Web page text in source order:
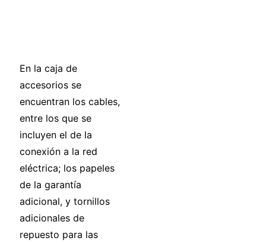
En la caja de
accesorios se
encuentran los cables,
entre los que se
incluyen el de la
conexión a la red
eléctrica; los papeles
de la garantía
adicional, y tornillos
adicionales de
repuesto para las